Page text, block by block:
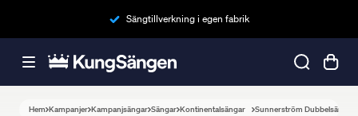
Sängtillverkning i egen fabrik
Hem Kampanjer Kampanjsängar Sängar Kontinentalsängar Sunnerström Dubbelsäng